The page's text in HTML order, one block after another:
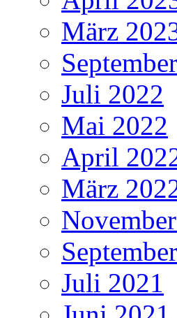
März
Juli 2022
Mai 2022
April
März
Juli 2021